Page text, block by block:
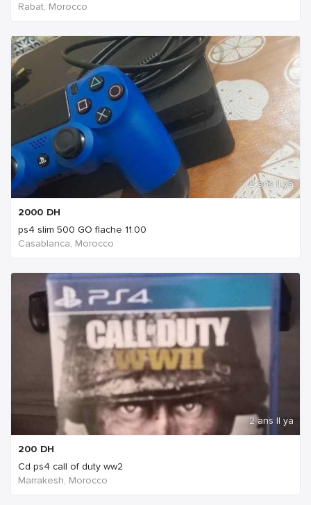
Rabat, Morocco
2 ans Il ya
2000 DH
ps4 slim 500 GO flache 11.00
Casablanca, Morocco
2 ans Il ya
200 DH
Cd ps4 call of duty ww2
Marrakesh, Morocco